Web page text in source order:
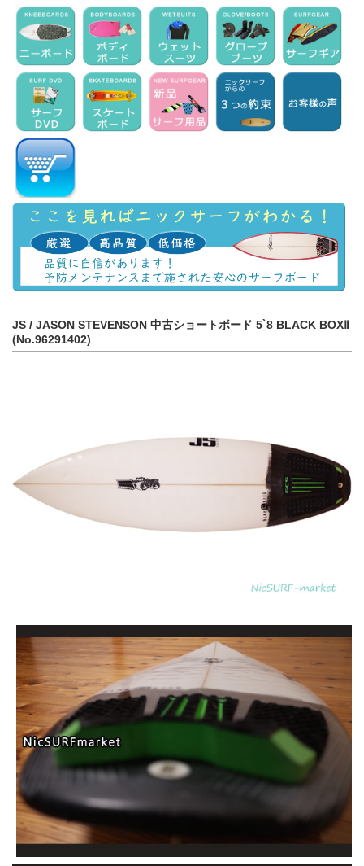
JS / JASON STEVENSON 中古ショートボード 5`8 BLACK BOXⅡ
(No.96291402)